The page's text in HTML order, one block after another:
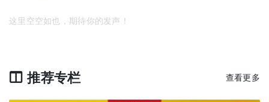
这里空空如也，期待你的发声！
推荐专栏 查看更多